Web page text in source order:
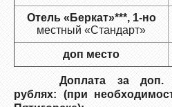
Отель «Беркат»***, 1-но
местный «Стандарт»
доп место
Доплата за
рублях: (при